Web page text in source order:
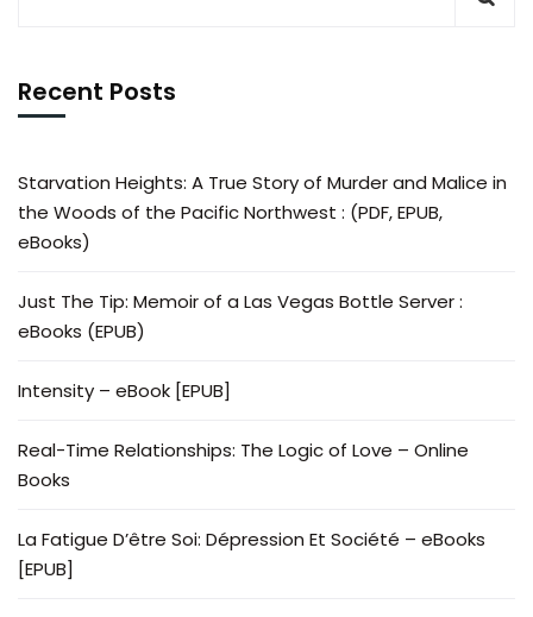
Recent Posts
Starvation Heights: A True Story of Murder and Malice in
the Woods of the Pacific Northwest : (PDF, EPUB,
eBooks)
Just The Tip: Memoir of a Las Vegas Bottle Server :
eBooks (EPUB)
Intensity – eBook [EPUB]
Real-Time Relationships: The Logic of Love – Online
Books
La Fatigue D’être Soi: Dépression Et Société – eBooks
[EPUB]